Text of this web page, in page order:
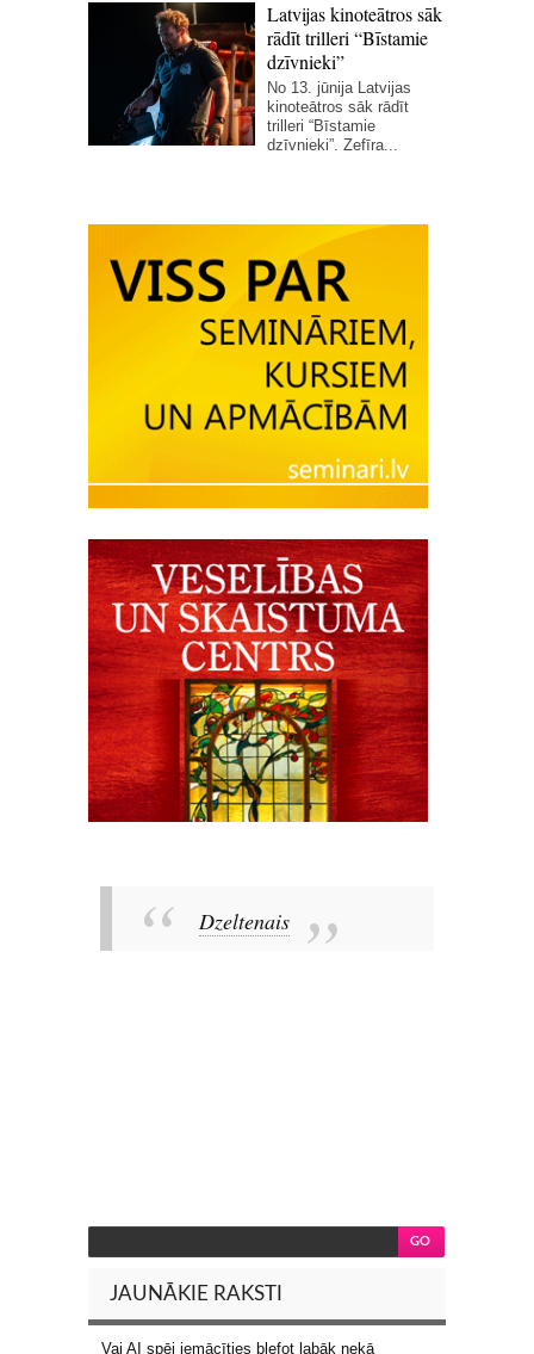
Latvijas kinoteātros sāk
rādīt trilleri “Bīstamie
dzīvnieki”
No 13. jūnija Latvijas
kinoteātros sāk rādīt
trilleri “Bīstamie
dzīvnieki”. Zefīra...
Dzeltenais
JAUNĀKIE RAKSTI
Vai AI spēj iemācīties blefot labāk nekā